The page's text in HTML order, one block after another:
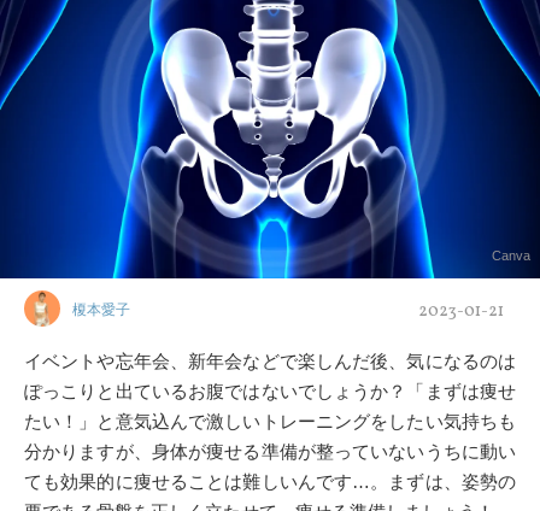
Canva
榎本愛子 2023-01-21
イベントや忘年会、新年会などで楽しんだ後、気になるのは
ぽっこりと出ているお腹ではないでしょうか？「まずは痩せ
たい！」と意気込んで激しいトレーニングをしたい気持ちも
分かりますが、身体が痩せる準備が整っていないうちに動い
ても効果的に痩せることは難しいんです…。まずは、姿勢の